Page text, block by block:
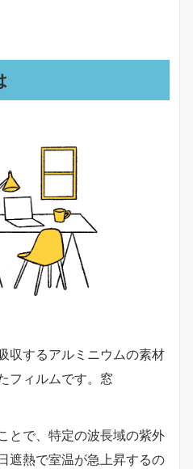
収するアルミニウムの素材
フィルムです。窓
とで、特定の波長域の紫外
遮熱で室温が急上昇するの